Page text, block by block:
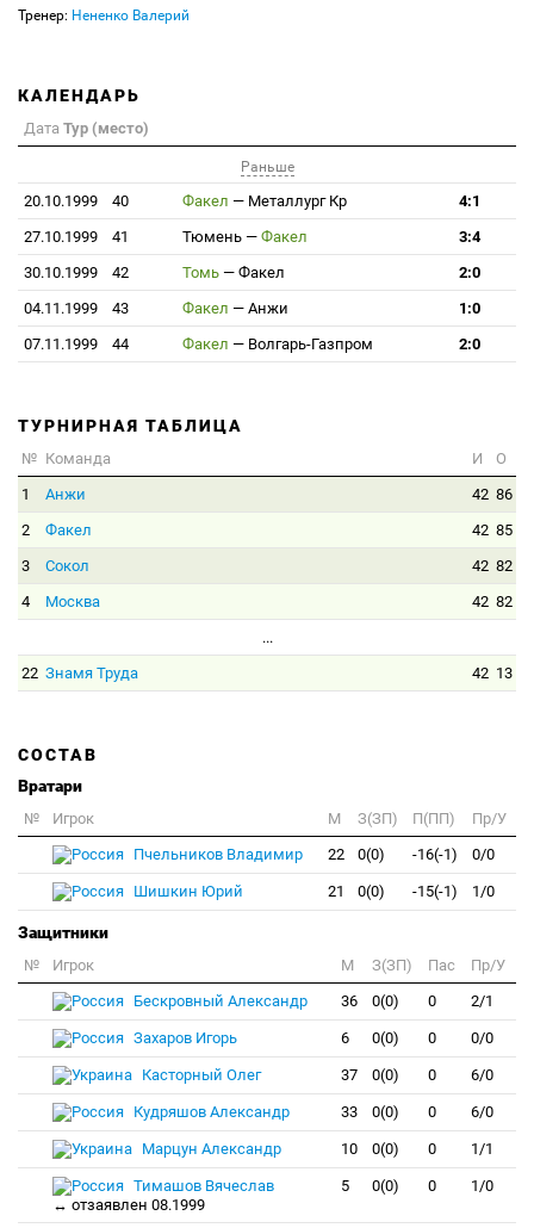
Тренер: Нененко Валерий
КАЛЕНДАРЬ
Дата Тур (место)
Раньше
20.10.1999 40 Факел — Металлург Кр
4:1
27.10.1999
41 Тюмень — Факел
3:4
30.10.1999
42 Томь — Факел
2:0
04.11.1999
43 Факел — Анжи
1:0
07.11.1999
44 Факел — Волгарь-Газпром 2:0
ТУРНИРНАЯ ТАБЛИЦА
№ Команда И
О
1
Анжи 42 86
2
Факел 42 85
3
Сокол 42 82
4
Москва 42 82
...
22 Знамя Труда 42 13
СОСТАВ
Вратари
№ Игрок M З(ЗП) П(ПП)
Пр/У
Пчельников Владимир
22 0(0) -16(-1) 0/0
Шишкин Юрий 21 0(0) -15(-1) 1/0
Защитники
№ Игрок M З(ЗП) Пас
Пр/У
Бескровный Александр
36 0(0) 0 2/1
Захаров Игорь 6 0(0) 0 0/0
Касторный Олег 37 0(0) 0 6/0
Кудряшов Александр 33 0(0) 0 6/0
Марцун Александр 10 0(0) 0 1/1
Тимашов Вячеслав
↔ отзаявлен 08.1999
5 0(0) 0 1/0